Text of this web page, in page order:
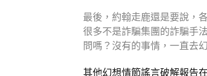
最後，約翰走鹿還是要說，
很多不是詐騙集團的詐騙手
問嗎？沒有的事情，一直去
其他幻想情節謠言破解報告